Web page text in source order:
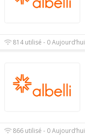
814 utilisé - 0 Aujourd’hui
866 utilisé - 0 Aujourd’hui